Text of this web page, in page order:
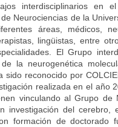
interdisciplinarios en
Neurociencias de la
áreas, médicos,
lingüistas, entre
El Grupo
la neurogenética
reconocido por
realizada en el año
vinculando al Grupo de
investigación del cerebro,
formación de doctorado